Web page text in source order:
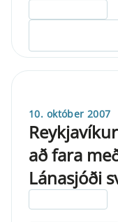
10. október 2007
að fara
Lánasjóði